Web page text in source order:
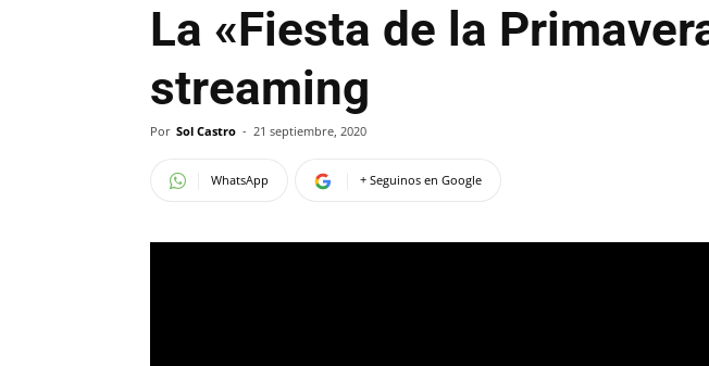
La «Fiesta de la
streaming
Por Sol Castro - 21 septiembre, 2020
WhatsApp + Seguinos en Google